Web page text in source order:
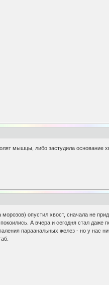
мышцы, либо застудила основание
опустил хвост, сначала не
А вчера и сегодня стал даже
параанальных желез - но у нас